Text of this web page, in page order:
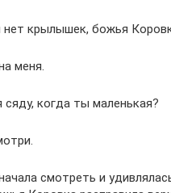
нет крылышек, божья
меня.
когда ты маленькая?
смотреть и